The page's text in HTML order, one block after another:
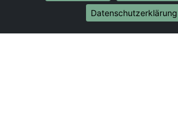
Internationale-Umzüge
Umzug von Salzgitter nach Brasilien
Datenschutzerklärung